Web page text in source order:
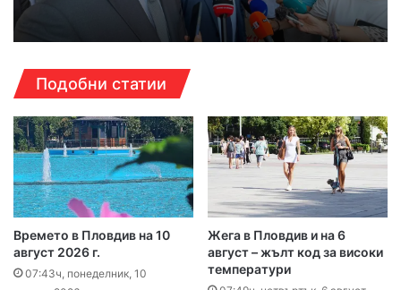
Подобни статии
Времето в Пловдив на 10
август 2026 г.
07:43ч, понеделник, 10
Жега в Пловдив и на 6
август – жълт код за високи
температури